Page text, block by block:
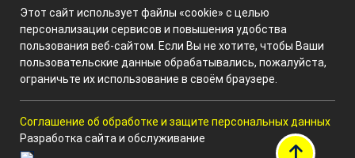
Этот сайт использует файлы «cookie» с целью
персонализации сервисов и повышения удобства
пользования веб-сайтом. Если Вы не хотите, чтобы Ваши
пользовательские данные обрабатывались, пожалуйста,
ограничьте их использование в своём браузере.
Соглашение об обработке и защите персональных данных
Разработка сайта и обслуживание